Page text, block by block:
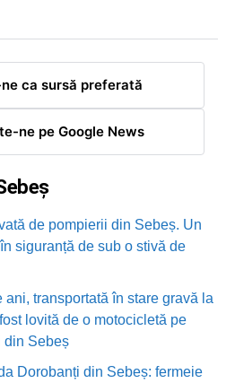
ca sursă preferată
ne pe Google News
de pompierii din Sebeș. Un
siguranță de sub o stivă de
ani, transportată în stare gravă la
lovită de o motocicletă pe
din Sebeș
Dorobanți din Sebeș: fermeie